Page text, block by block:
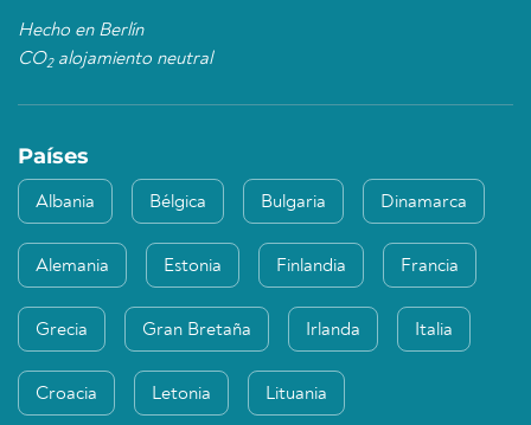
Hecho en Berlín
CO2alojamiento neutral
Países
Albania Bélgica Bulgaria Dinamarca
Alemania Estonia Finlandia Francia
Grecia Gran Bretaña Irlanda Italia
Croacia Letonia Lituania